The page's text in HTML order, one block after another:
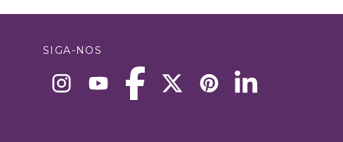
SIGA-NOS